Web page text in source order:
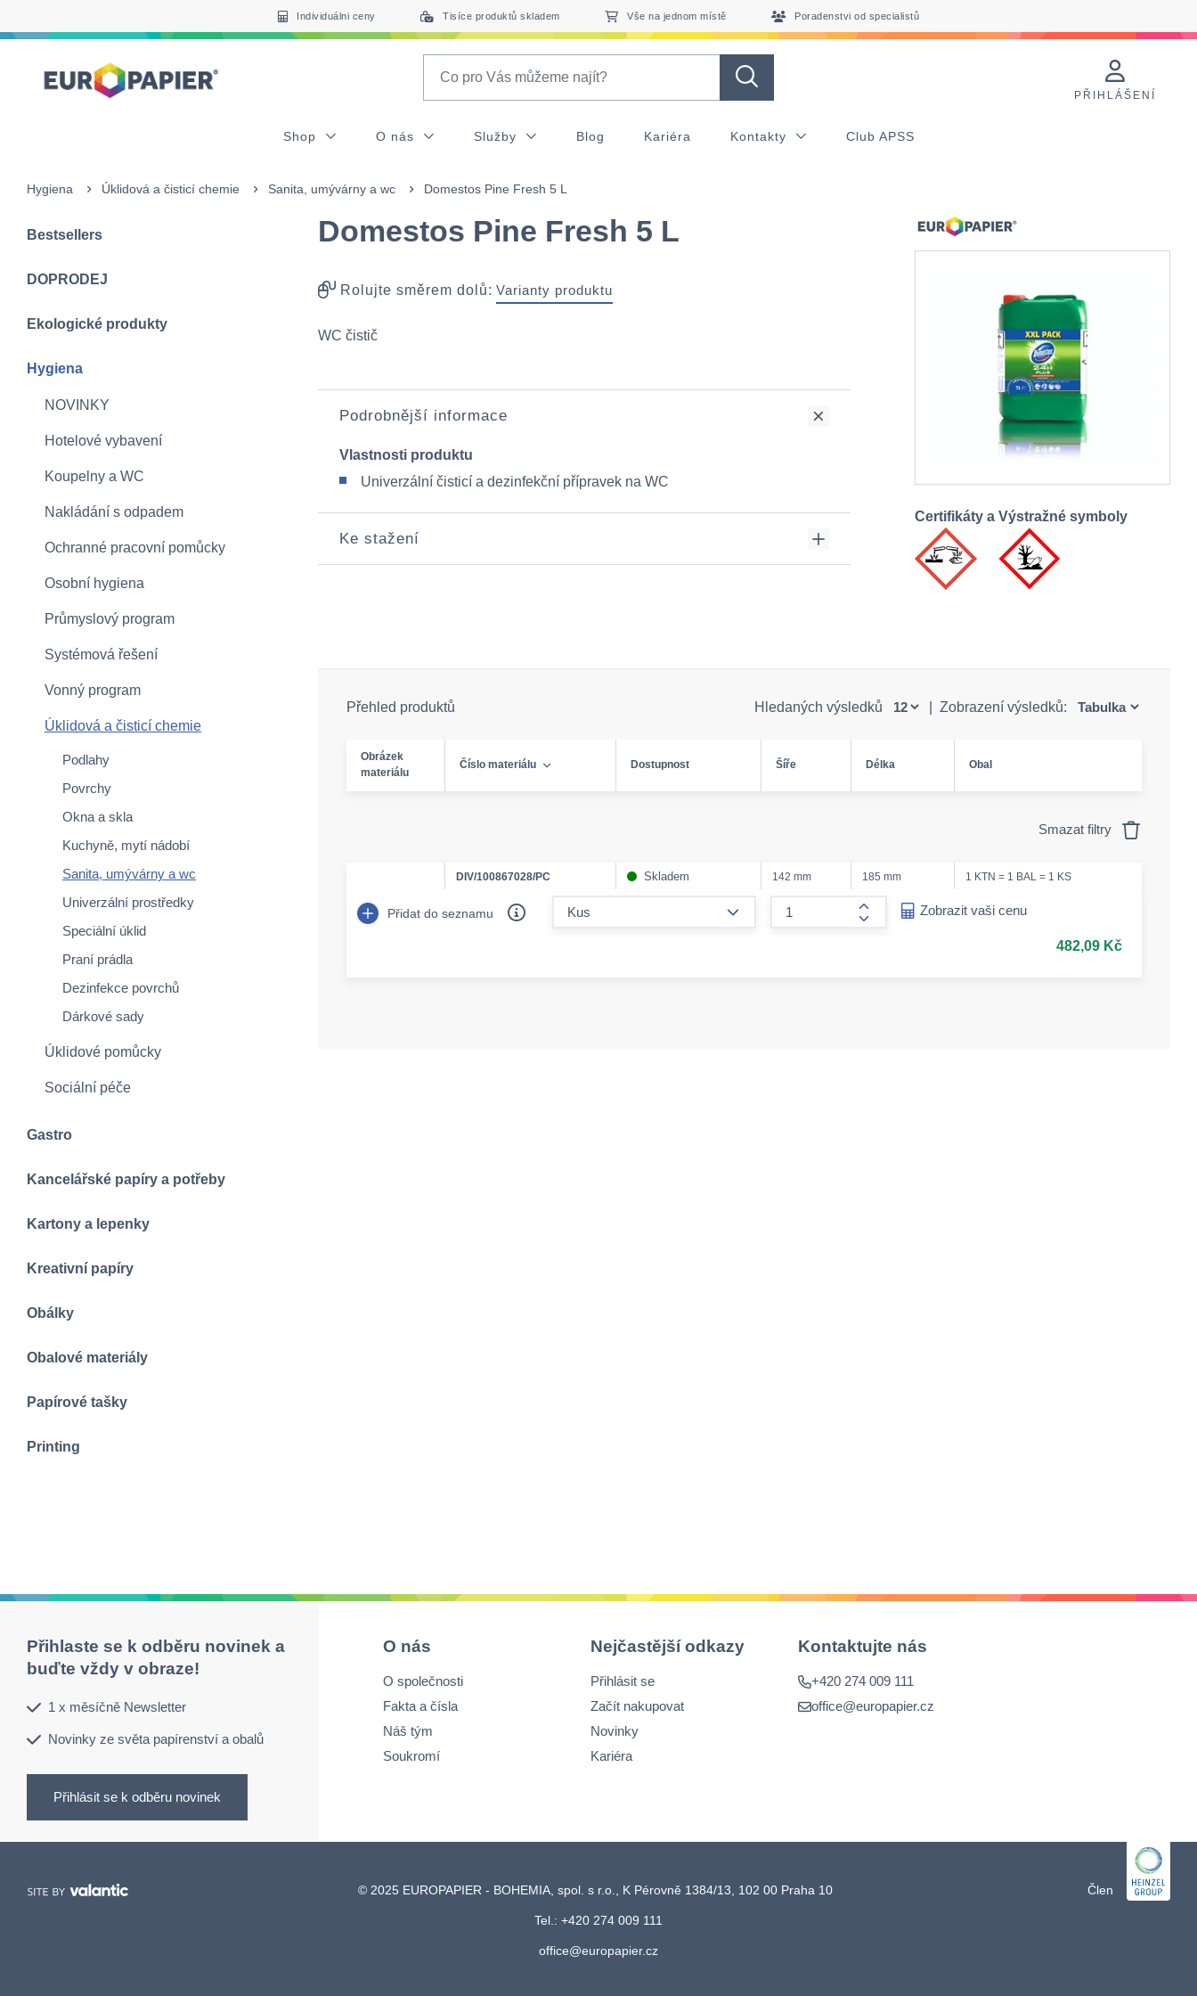
Individuálni ceny Tisíce produktů skladem Vše na jednom místě Poradenstvi od specialistů
PŘIHLÁŠENÍ
Shop O nás Služby Blog Kariéra Kontakty Club APSS
Hygiena Úklidová a čisticí chemie Sanita, umývárny a wc Domestos Pine Fresh 5 L
Bestsellers
DOPRODEJ
Ekologické produkty
Hygiena
NOVINKY
Hotelové vybavení
Koupelny a WC
Nakládání s odpadem
Ochranné pracovní pomůcky
Osobní hygiena
Průmyslový program
Systémová řešení
Vonný program
Úklidová a čisticí chemie
Podlahy
Povrchy
Okna a skla
Kuchyně, mytí nádobí
Sanita, umývárny a wc
Univerzální prostředky
Speciální úklid
Praní prádla
Dezinfekce povrchů
Dárkové sady
Úklidové pomůcky
Sociální péče
Gastro
Kancelářské papíry a potřeby
Kartony a lepenky
Kreativní papíry
Obálky
Obalové materiály
Papírové tašky
Printing
Domestos Pine Fresh 5 L
Rolujte směrem dolů: Varianty produktu
WC čistič
Podrobnější informace
Vlastnosti produktu
Univerzální čisticí a dezinfekční přípravek na WC
Ke stažení
Certifikáty a Výstražné symboly
Přehled produktů Hledaných výsledků Zobrazení výsledků:
Obrázek
materiálu
Číslo materiálu Dostupnost Šíře Délka Obal
Smazat filtry
DIV/100867028/PC Skladem 142 mm 185 mm 1 KTN = 1 BAL = 1 KS
Přidat do seznamu
form.increase-amount
Zobrazit vaši cenu
482,09 Kč
Přihlaste se k odběru novinek a
buďte vždy v obraze!
1 x měsíčně Newsletter
Novinky ze světa papírenství a obalů
Přihlásit se k odběru novinek
O nás
O společnosti
Fakta a čísla
Náš tým
Soukromí
Nejčastější odkazy
Přihlásit se
Začít nakupovat
Novinky
Kariéra
Kontaktujte nás
+420 274 009 111
office@europapier.cz
© 2025 EUROPAPIER - BOHEMIA, spol. s r.o., K Pérovně 1384/13, 102 00 Praha 10
Tel.: +420 274 009 111
office@europapier.cz
Člen